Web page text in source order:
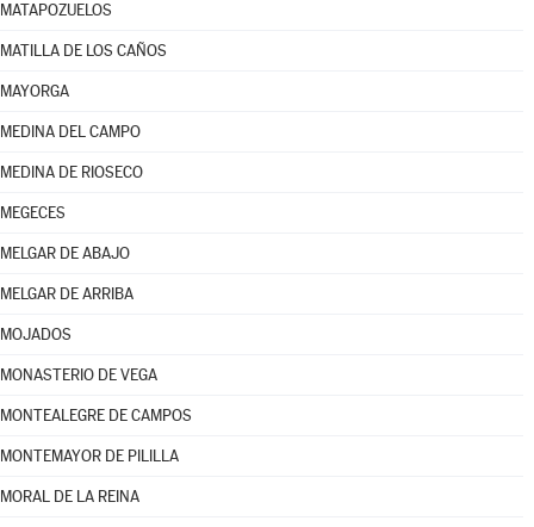
MATAPOZUELOS
MATILLA DE LOS CAÑOS
MAYORGA
MEDINA DEL CAMPO
MEDINA DE RIOSECO
MEGECES
MELGAR DE ABAJO
MELGAR DE ARRIBA
MOJADOS
MONASTERIO DE VEGA
MONTEALEGRE DE CAMPOS
MONTEMAYOR DE PILILLA
MORAL DE LA REINA